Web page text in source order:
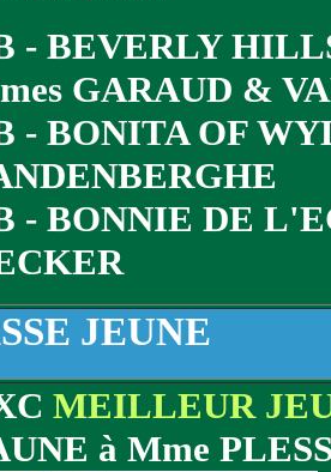
- BEVERLY
GARAUD &
- BONITA OF
- BONNIE DE
JEUNE
MEILLEUR
à Mme